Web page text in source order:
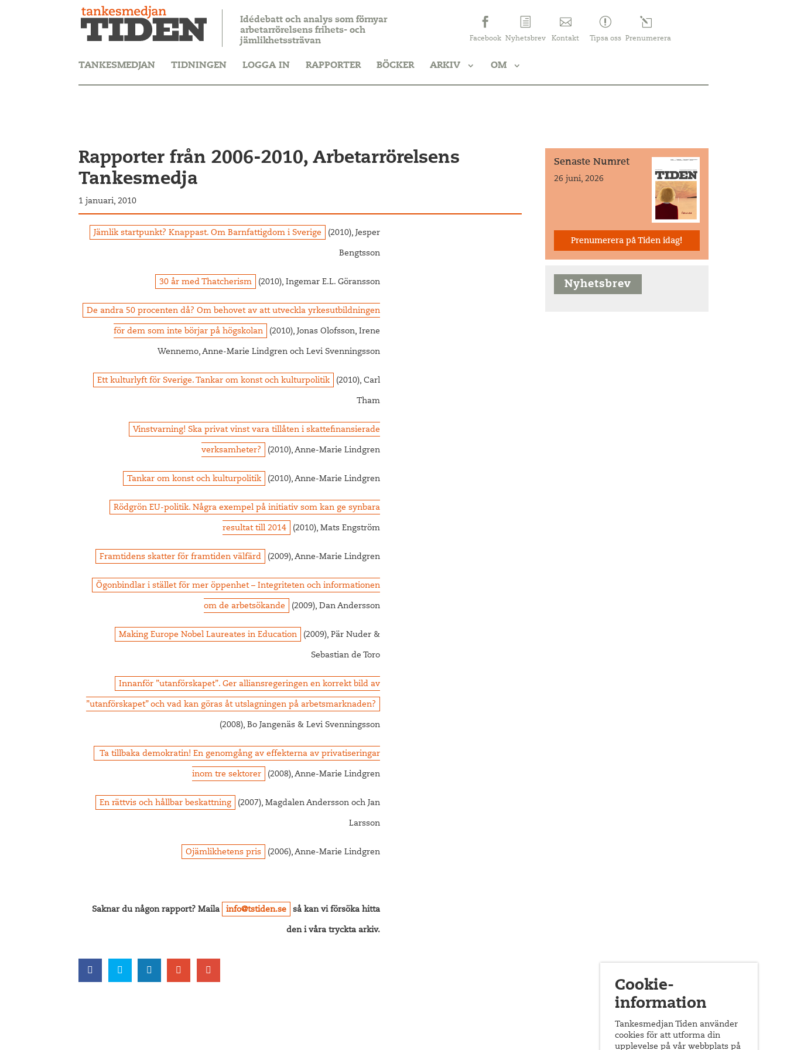
Idédebatt och analys som förnyar
arbetarrörelsens frihets- och
jämlikhetssträvan
Facebook Nyhetsbrev Kontakt Tipsa oss Prenumerera
TANKESMEDJAN TIDNINGEN LOGGA IN RAPPORTER BÖCKER ARKIV OM
Rapporter från 2006-2010, Arbetarrörelsens
Tankesmedja
1 januari, 2010
Jämlik startpunkt? Knappast. Om Barnfattigdom i Sverige (2010), Jesper
Bengtsson
30 år med Thatcherism (2010), Ingemar E.L. Göransson
De andra 50 procenten då? Om behovet av att utveckla yrkesutbildningen
för dem som inte börjar på högskolan (2010), Jonas Olofsson, Irene
Wennemo, Anne-Marie Lindgren och Levi Svenningsson
Ett kulturlyft för Sverige. Tankar om konst och kulturpolitik (2010), Carl
Tham
Vinstvarning! Ska privat vinst vara tillåten i skattefinansierade
verksamheter? (2010), Anne-Marie Lindgren
Tankar om konst och kulturpolitik (2010), Anne-Marie Lindgren
Rödgrön EU-politik. Några exempel på initiativ som kan ge synbara
resultat till 2014 (2010), Mats Engström
Framtidens skatter för framtiden välfärd (2009), Anne-Marie Lindgren
Ögonbindlar i stället för mer öppenhet – Integriteten och informationen
om de arbetsökande (2009), Dan Andersson
Making Europe Nobel Laureates in Education (2009), Pär Nuder &
Sebastian de Toro
Innanför ”utanförskapet”. Ger alliansregeringen en korrekt bild av
”utanförskapet” och vad kan göras åt utslagningen på arbetsmarknaden?
(2008), Bo Jangenäs & Levi Svenningsson
Ta tillbaka demokratin! En genomgång av effekterna av privatiseringar
inom tre sektorer (2008), Anne-Marie Lindgren
En rättvis och hållbar beskattning (2007), Magdalen Andersson och Jan
Larsson
Ojämlikhetens pris (2006), Anne-Marie Lindgren
Saknar du någon rapport? Maila info@tstiden.se så kan vi försöka hitta
den i våra tryckta arkiv.
Senaste Numret
26 juni, 2026
Prenumerera på Tiden idag!
Nyhetsbrev
Cookie-
information
Tankesmedjan Tiden använder
cookies för att utforma din
upplevelse på vår webbplats på